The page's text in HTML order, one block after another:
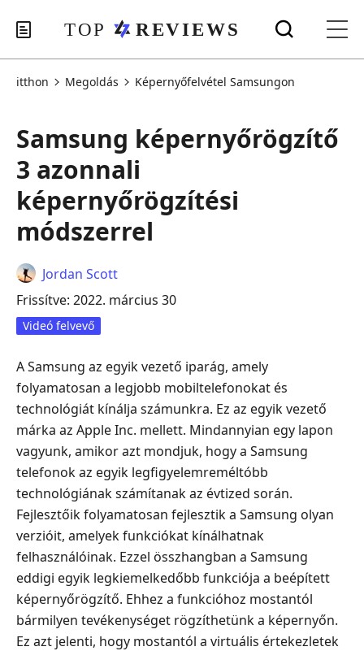
itthon Megoldás Képernyőfelvétel Samsungon
Samsung képernyőrögzítő
3 azonnali
képernyőrögzítési
módszerrel
Jordan Scott
Frissítve: 2022. március 30
Videó felvevő
A Samsung az egyik vezető iparág, amely
folyamatosan a legjobb mobiltelefonokat és
technológiát kínálja számunkra. Ez az egyik vezető
márka az Apple Inc. mellett. Mindannyian egy lapon
vagyunk, amikor azt mondjuk, hogy a Samsung
telefonok az egyik legfigyelemreméltóbb
technológiának számítanak az évtized során.
Fejlesztőik folyamatosan fejlesztik a Samsung olyan
verzióit, amelyek funkciókat kínálhatnak
felhasználóinak. Ezzel összhangban a Samsung
eddigi egyik legkiemelkedőbb funkciója a beépített
képernyőrögzítő. Ehhez a funkcióhoz mostantól
bármilyen tevékenységet rögzíthetünk a képernyőn.
Ez azt jelenti, hogy mostantól a virtuális értekezletek